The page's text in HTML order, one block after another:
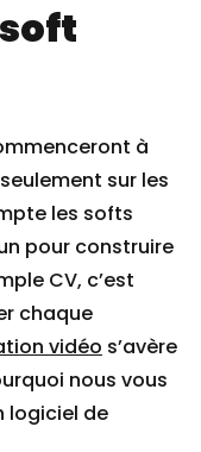
à
sur les
les softs
pour construire
CV, c’est
chaque
vidéo s’avère
nous vous
logiciel de